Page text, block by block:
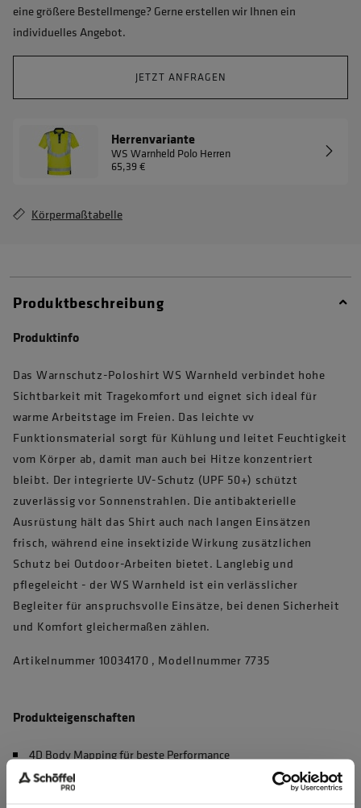
eine größere Bestellmenge? Gerne erstellen wir Ihnen ein
individuelles Angebot.
JETZT ANFRAGEN
Herrenvariante
WS Warnheld Polo Herren
65,39 €
Körpermaßtabelle
Produktbeschreibung
Produktinfo
Das Warnschutz-Poloshirt WS Warnheld verbindet hohe
Sichtbarkeit mit Tragekomfort und eignet sich ideal für
warme Arbeitstage im Freien. Das leichte vv
Funktionsmaterial sorgt für Kühlung und leitet Feuchtigkeit
vom Körper ab, damit man auch bei Hitze konzentriert
bleibt. Der integrierte UV-Schutz (UPF 50+) schützt
zuverlässig vor Sonnenstrahlen. Die antibakterielle
Ausrüstung hält das Shirt auch nach langen Einsätzen
frisch, während eine insektizide Wirkung zusätzlichen
Schutz bei Outdoor-Arbeiten bietet. Langlebig und
pflegeleicht - der WS Warnheld ist ein verlässlicher
Begleiter für anspruchsvolle Einsätze, bei denen Sicherheit
und Komfort gleichermaßen zählen.
Artikelnummer 10034170 , Modellnummer 7735
Produkteigenschaften
4D Body Mapping für beste Performance
Waschbar bei 60°C, max. 50 Haushaltswäschen (EN 20471)